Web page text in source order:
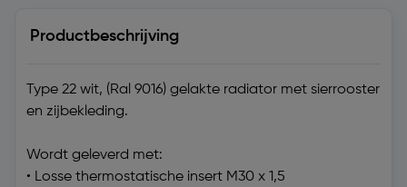
Productbeschrijving
Type 22 wit, (Ral 9016) gelakte radiator met sierrooster
en zijbekleding.
Wordt geleverd met:
• Losse thermostatische insert M30 x 1,5